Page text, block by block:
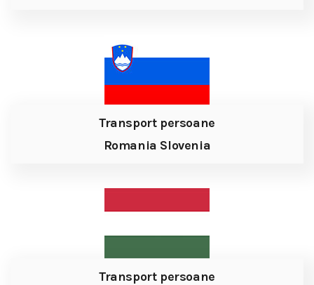
Transport persoane
Romania Slovenia
Transport persoane